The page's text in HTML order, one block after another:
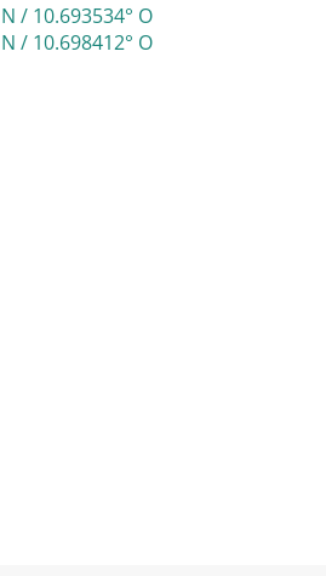
/ 10.693534° O
/ 10.698412° O